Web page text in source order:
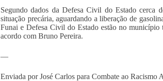
Segundo dados da Defesa Civil do Estado cerca
situação precária, aguardando a liberação de
Funai e Defesa Civil do Estado estão no
acordo com Bruno Pereira.
—
Enviada por José Carlos para Combate ao Racismo